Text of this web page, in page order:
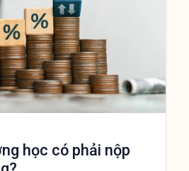
học có phải nộp